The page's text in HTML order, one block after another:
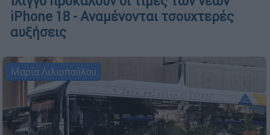
iPhone 18 - Αναμένονται τσουχτερές
αυξήσεις
Μαρία Λιλιοπούλου